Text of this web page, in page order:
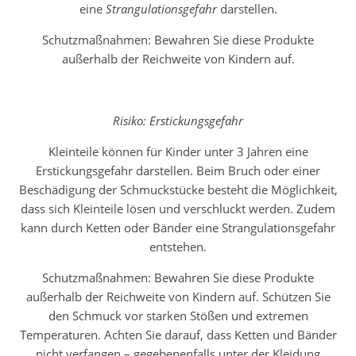
eine Strangulationsgefahrdarstellen.
Schutzmaßnahmen: Bewahren Sie diese Produkte
außerhalb der Reichweite von Kindern auf.
Risiko: Erstickungsgefahr
Kleinteile können für Kinder unter 3 Jahren eine
Erstickungsgefahr darstellen. Beim Bruch oder einer
Beschädigung der Schmuckstücke besteht die Möglichkeit,
dass sich Kleinteile lösen und verschluckt werden. Zudem
kann durch Ketten oder Bänder eine Strangulationsgefahr
entstehen.
Schutzmaßnahmen: Bewahren Sie diese Produkte
außerhalb der Reichweite von Kindern auf. Schützen Sie
den Schmuck vor starken Stößen und extremen
Temperaturen. Achten Sie darauf, dass Ketten und Bänder